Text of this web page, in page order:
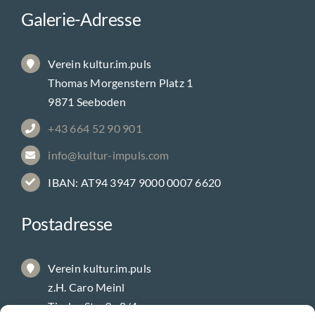
Verein kultur.im.puls
Thomas Morgenstern Platz 1
Verein kultur.im.puls
z.H. Caro Meinl